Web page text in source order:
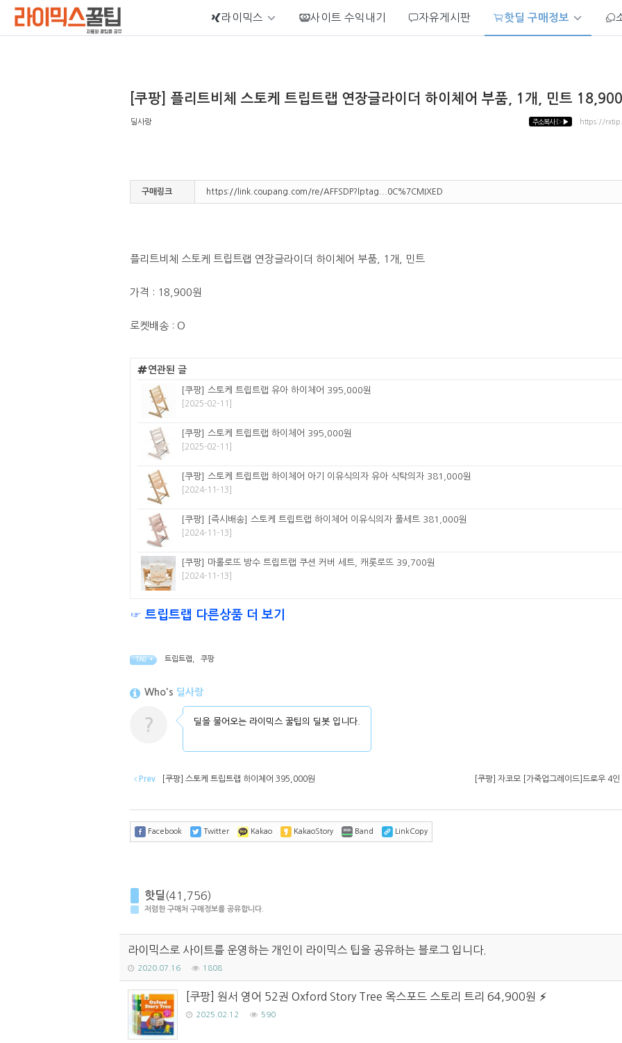
라이믹스 사이트 수익내기 자유게시판 핫딜 구매정보
[쿠팡] 플리트비체 스토케 트립트랩 연장글라이더 하이체어 부품, 1개, 민트
딜사랑 주소복사 ▷▶ https://
구매링크 https://link.coupang.com/re/AFFSDP?lptag...0C%7CMIXED
플리트비체 스토케 트립트랩 연장글라이더 하이체어 부품, 1개, 민트
가격 : 18,900원
로켓배송 : O
연관된 글
[쿠팡] 스토케 트립트랩 유아 하이체어 395,000원
[2025-02-11]
[쿠팡] 스토케 트립트랩 하이체어 395,000원
[2025-02-11]
[쿠팡] 스토케 트립트랩 하이체어 아기 이유식의자 유아 식탁의자 381,000원
[2024-11-13]
[쿠팡] [즉시배송] 스토케 트립트랩 하이체어 이유식의자 풀세트 381,000원
[2024-11-13]
[쿠팡] 마롤로뜨 방수 트립트랩 쿠션 커버 세트, 캐롯로뜨 39,700원
[2024-11-13]
☞ 트립트랩 다른상품 더 보기
TAG • 트립트랩 쿠팡
Who's 딜사랑
? 딜을 물어오는 라이믹스 꿀팁의 딜봇 입니다.
Prev [쿠팡] 스토케 트립트랩 하이체어 395,000원 [쿠팡] 자코모 [가죽업그레이드]드로우 4
Facebook Twitter Kakao KakaoStory Band LinkCopy
핫딜 (41,756)
저렴한 구매처 구매정보를 공유합니다.
라이믹스로 사이트를 운영하는 개인이 라이믹스 팁을 공유하는 블로그 입니다.
2020.07.16 1808
[쿠팡] 원서 영어 52권 Oxford Story Tree 옥스포드 스토리 트리 64,900원
2025.02.12 590
Sketchbook5, 스케치북5